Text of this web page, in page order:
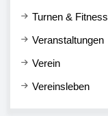
Turnen & Fitness
Veranstaltungen
Verein
Vereinsleben